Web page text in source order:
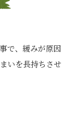
で、緩みが原因
いを長持ちさせ